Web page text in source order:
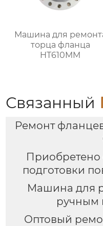
Машина для
торца фланца
HT610MM
Связанный
Ремонт
Приобретено
подготовки
Машина для
ручным
Оптовый